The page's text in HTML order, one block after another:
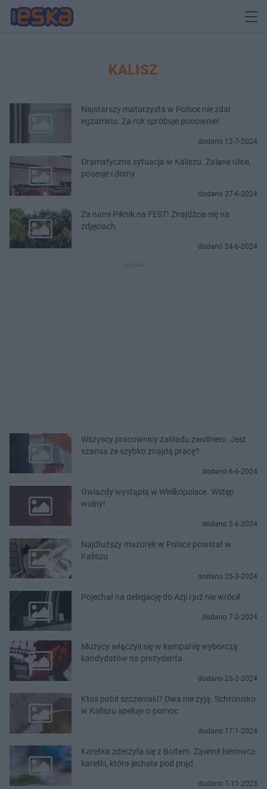
KALISZ
Najstarszy maturzysta w Polsce nie zdał
egzaminu. Za rok spróbuje ponownie!
dodano 12-7-2024
Dramatyczna sytuacja w Kaliszu. Zalane ulice,
posesje i domy
dodano 27-6-2024
Za nami Piknik na FEST! Znajdźcie się na
zdjęciach
dodano 24-6-2024
Wszyscy pracownicy zakładu zwolnieni. Jest
szansa że szybko znajdą pracę?
dodano 6-6-2024
Gwiazdy wystąpią w Wielkopolsce. Wstęp
wolny!
dodano 5-6-2024
Najdłuższy mazurek w Polsce powstał w
Kaliszu
dodano 25-3-2024
Pojechał na delegację do Azji i już nie wrócił
dodano 7-3-2024
Muzycy włączyli się w kampanię wyborczą
kandydatów na prezydenta
dodano 25-2-2024
Ktoś pobił szczeniaki? Dwa nie żyją. Schronisko
w Kaliszu apeluje o pomoc
dodano 17-1-2024
Karetka zderzyła się z Boltem. Zawinił kierowca
karetki, która jechała pod prąd
dodano 1-11-2023